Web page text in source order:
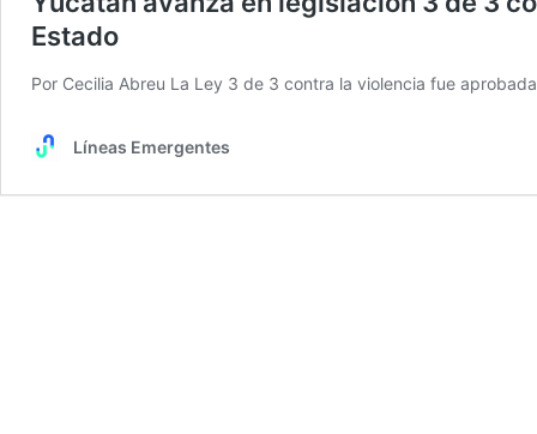
Estado
Por Cecilia Abreu La Ley 3 de 3 contra la violencia fue
Líneas Emergentes